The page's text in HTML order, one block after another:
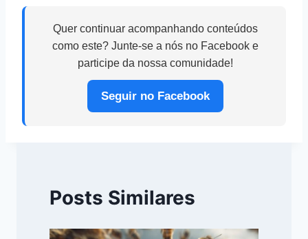
Quer continuar acompanhando conteúdos
como este? Junte-se a nós no Facebook e
participe da nossa comunidade!
Seguir no Facebook
Posts Similares